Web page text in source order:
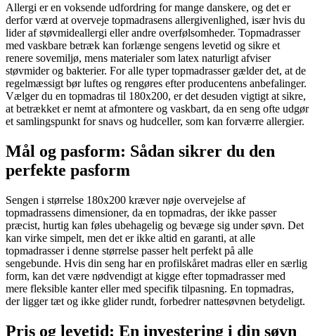
Allergi er en voksende udfordring for mange danskere, og det er
derfor værd at overveje topmadrasens allergivenlighed, især hvis du
lider af støvmideallergi eller andre overfølsomheder. Topmadrasser
med vaskbare betræk kan forlænge sengens levetid og sikre et
renere sovemiljø, mens materialer som latex naturligt afviser
støvmider og bakterier. For alle typer topmadrasser gælder det, at de
regelmæssigt bør luftes og rengøres efter producentens anbefalinger.
Vælger du en topmadras til 180x200, er det desuden vigtigt at sikre,
at betrækket er nemt at afmontere og vaskbart, da en seng ofte udgør
et samlingspunkt for snavs og hudceller, som kan forværre allergier.
Mål og pasform: Sådan sikrer du den
perfekte pasform
Sengen i størrelse 180x200 kræver nøje overvejelse af
topmadrassens dimensioner, da en topmadras, der ikke passer
præcist, hurtig kan føles ubehagelig og bevæge sig under søvn. Det
kan virke simpelt, men det er ikke altid en garanti, at alle
topmadrasser i denne størrelse passer helt perfekt på alle
sengebunde. Hvis din seng har en profilskåret madras eller en særlig
form, kan det være nødvendigt at kigge efter topmadrasser med
mere fleksible kanter eller med specifik tilpasning. En topmadras,
der ligger tæt og ikke glider rundt, forbedrer nattesøvnen betydeligt.
Pris og levetid: En investering i din søvn